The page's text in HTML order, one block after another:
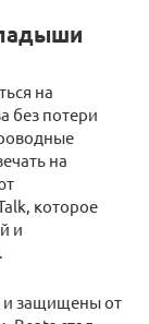
на
без потери
на
которое
и
и защищены от